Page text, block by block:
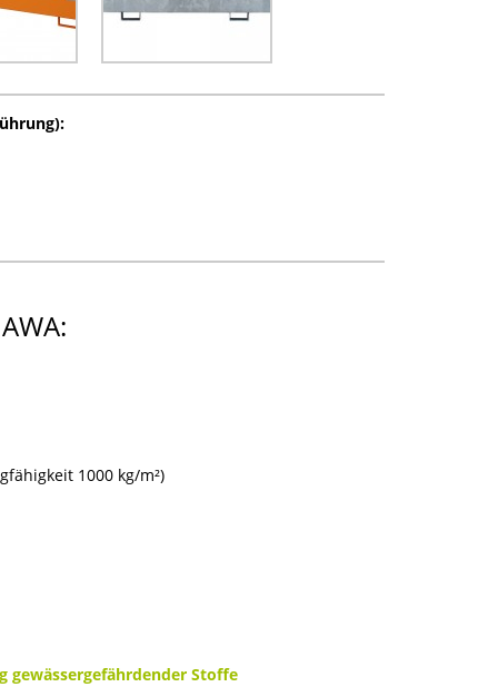
1000 kg/m²)
gewässergefährdender Stoffe